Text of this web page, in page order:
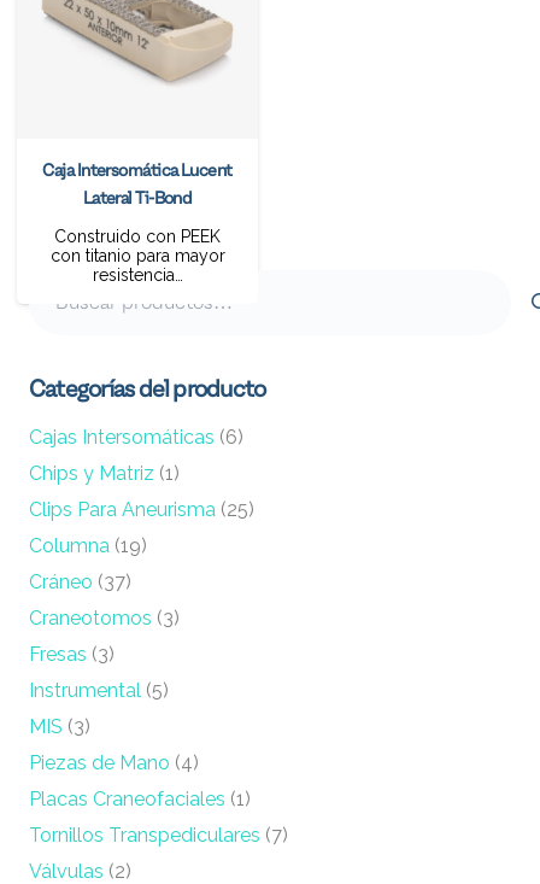
Caja Intersomática Lucent
Lateral Ti-Bond
Construido con PEEK
con titanio para mayor
resistencia…
Categorías del producto
Cajas Intersomáticas (6)
Chips y Matriz (1)
Clips Para Aneurisma (25)
Columna (19)
Cráneo (37)
Craneotomos (3)
Fresas (3)
Instrumental (5)
MIS (3)
Piezas de Mano (4)
Placas Craneofaciales (1)
Tornillos Transpediculares (7)
Válvulas (2)